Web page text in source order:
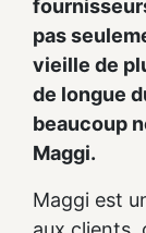
pas
vieille de
de longue
beaucoup
Maggi.
Maggi est